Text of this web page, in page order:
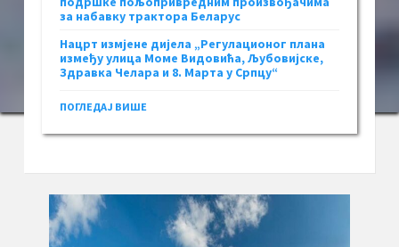
за набавку трактора Беларус
Нацрт измјене дијела „Регулационог плана
између улица Моме Видовића, Љубовијске,
Здравка Челара и 8. Марта у Српцу“
ПОГЛЕДАЈ ВИШЕ